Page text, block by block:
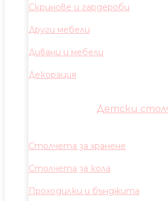
Скринове и гардероби
Други мебели
Дивани и мебели
Декорация
Детски
Столчета за хранене
Столчета за кола
Проходилки и бънджита